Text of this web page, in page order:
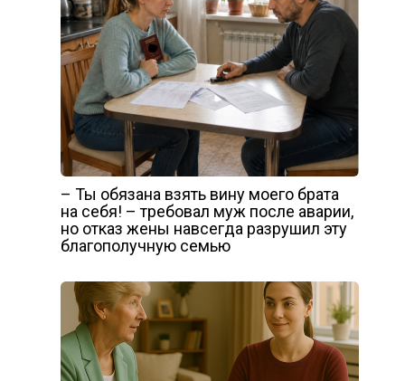
– Ты обязана взять вину моего брата
на себя! – требовал муж после аварии,
но отказ жены навсегда разрушил эту
благополучную семью